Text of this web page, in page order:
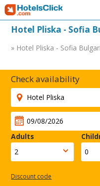
Hotel Pliska - Sofia
» Hotel Pliska - Sofia
Check availability
Adults
Discount code